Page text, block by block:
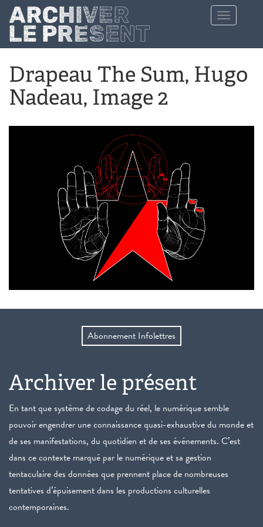
Aller au contenu principal
Toggle
navigation
Drapeau The Sum, Hugo
Nadeau, Image 2
Abonnement Infolettres
Archiver le présent
En tant que système de codage du réel, le numérique semble
pouvoir engendrer une connaissance quasi-exhaustive du monde et
de ses manifestations, du quotidien et de ses événements. C’est
dans ce contexte marqué par le numérique et sa gestion
tentaculaire des données que prennent place de nombreuses
tentatives d’épuisement dans les productions culturelles
contemporaines.